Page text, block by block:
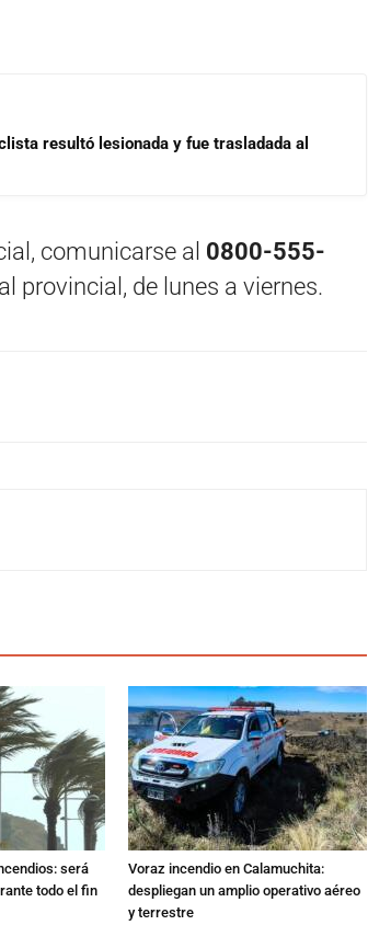
resultó lesionada y fue trasladada al
comunicarse al 0800-555-
provincial, de lunes a viernes.
será
todo el fin
Voraz incendio en Calamuchita:
despliegan un amplio operativo aéreo
y terrestre